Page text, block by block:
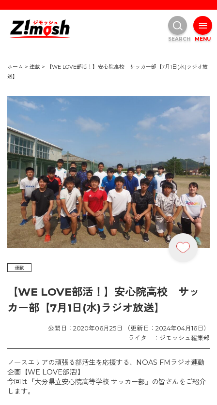
ホーム > 連載 >
【WE LOVE部活！】安心院高校 サッカー部【7月1日(水)ラジオ放
送】
連載
【WE LOVE部活！】安心院高校 サッ
カー部【7月1日(水)ラジオ放送】
公開日：2020年06月25日 （更新日：2024年04月16日）
ライター：ジモッシュ編集部
ノースエリアの頑張る部活生を応援する、NOAS FMラジオ連動
企画【WE LOVE部活!】
今回は『大分県立安心院高等学校 サッカー部』の皆さんをご紹介
します。
MENU
SEARCH